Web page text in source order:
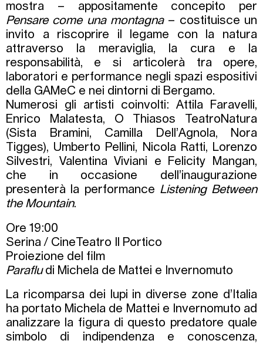
mostra – appositamente concepito per
Pensare come una montagna– costituisce un
invito a riscoprire il legame con la natura
attraverso la meraviglia, la cura e la
responsabilità, e si articolerà tra opere,
laboratori e performance negli spazi espositivi
della GAMeC e nei dintorni di Bergamo.
Numerosi gli artisti coinvolti: Attila Faravelli,
Enrico Malatesta, O Thiasos TeatroNatura
(Sista Bramini, Camilla Dell’Agnola, Nora
Tigges), Umberto Pellini, Nicola Ratti, Lorenzo
Silvestri, Valentina Viviani e Felicity Mangan,
che in occasione dell’inaugurazione
presenterà la performance Listening Between
the Mountain.
Ore 19:00
Serina / CineTeatro Il Portico
Proiezione del film
Paraflu di Michela de Mattei e Invernomuto
La ricomparsa dei lupi in diverse zone d’Italia
ha portato Michela de Mattei e Invernomuto ad
analizzare la figura di questo predatore quale
simbolo di indipendenza e conoscenza,